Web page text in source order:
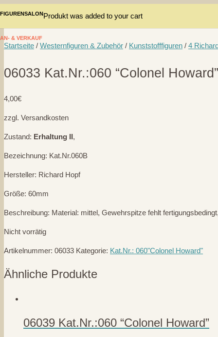
FIGURENSALON
AN- & VERKAUF
Produkt was added to your cart
Startseite / Westernfiguren & Zubehör / Kunststofffiguren / 4
06033 Kat.Nr.:060 “Colonel Howard”
4,00€
zzgl. Versandkosten
Zustand: Erhaltung II,
Bezeichnung: Kat.Nr.060B
Hersteller: Richard Hopf
Größe: 60mm
Beschreibung: Material: mittel, Gewehrspitze fehlt
Nicht vorrätig
Artikelnummer: 06033 Kategorie: Kat.Nr.: 060"Colonel Howard"
Ähnliche Produkte
06039 Kat.Nr.:060 “Colonel Howard”